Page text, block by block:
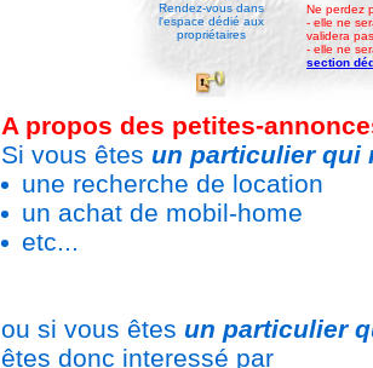
Rendez-vous dans
l'espace dédié aux
propriétaires
Ne perdez
- elle ne
validera
- elle ne
section
A propos des petites-
Si vous êtes un particulier qui
une recherche de location
un achat de mobil-home
etc...
ou si vous êtes un particulier
êtes donc interessé par